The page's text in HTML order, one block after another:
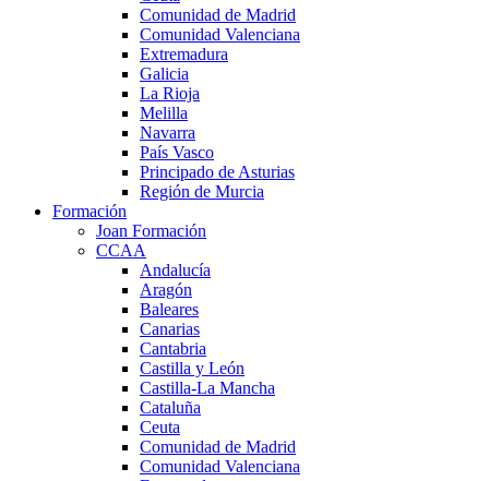
Comunidad de Madrid
Comunidad Valenciana
Extremadura
Galicia
La Rioja
Melilla
Navarra
País Vasco
Principado de Asturias
Región de Murcia
Formación
Joan Formación
CCAA
Andalucía
Aragón
Baleares
Canarias
Cantabria
Castilla y León
Castilla-La Mancha
Cataluña
Ceuta
Comunidad de Madrid
Comunidad Valenciana